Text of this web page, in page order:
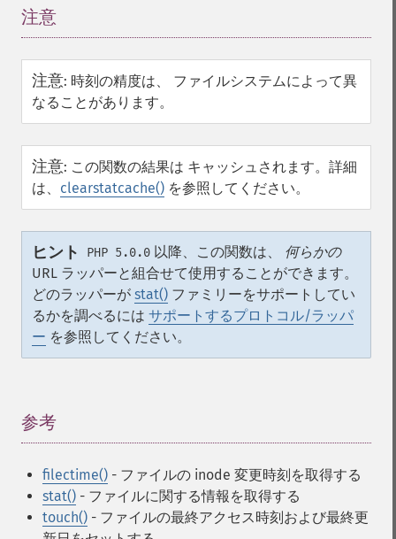
注意
注意: 時刻の精度は、 ファイルシステムによって異
なることがあります。
注意: この関数の結果は キャッシュされます。詳細
は、 clearstatcache() を参照してください。
ヒント PHP 5.0.0 以降、この関数は、 何らかの
URL ラッパーと組合せて使用することができます。
どのラッパーが stat() ファミリーをサポートしてい
るかを調べるには サポートするプロトコル/ラッパ
ー を参照してください。
参考
filectime() - ファイルの inode 変更時刻を取得する
stat() - ファイルに関する情報を取得する
touch() - ファイルの最終アクセス時刻および最終更